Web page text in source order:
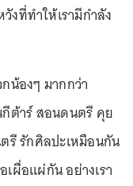
ที่ทำให้เรามีกำลัง
น้องๆ มากกว่า
ต้าร์ สอนดนตรี คุย
รี รักศิลปะเหมือนกัน
ผื่อแผ่กัน อย่างเรา